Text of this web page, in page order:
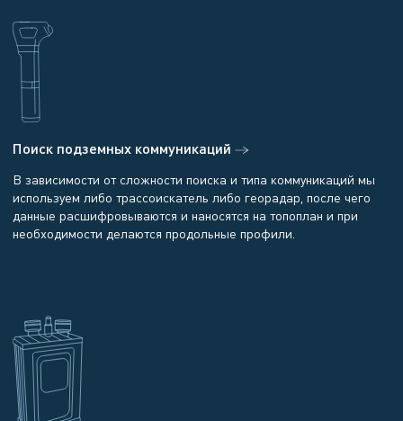
Поиск подземных коммуникаций
В зависимости от сложности поиска и типа коммуникаций мы
используем либо трассоискатель либо георадар, после чего
данные расшифровываются и наносятся на топоплан и при
необходимости делаются продольные профили.